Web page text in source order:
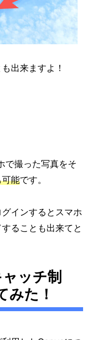
出来ますよ！
で撮った写真をそ
能です。
インするとスマホ
ることも出来てと
ッチ制
みた！